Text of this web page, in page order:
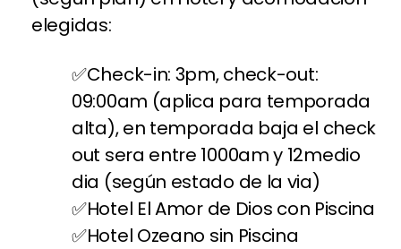
elegidas:
Check-in: 3pm, check-out:
09:00am (aplica para temporada
alta), en temporada baja el check
out sera entre 1000am y 12medio
dia (según estado de la via)
Hotel El Amor de Dios con Piscina
Hotel Ozeano sin Piscina